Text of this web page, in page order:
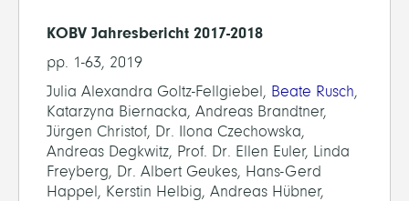
KOBV Jahresbericht 2017-2018
pp. 1-63, 2019
Julia Alexandra Goltz-Fellgiebel, Beate Rusch,
Katarzyna Biernacka, Andreas Brandtner,
Jürgen Christof, Dr. Ilona Czechowska,
Andreas Degkwitz, Prof. Dr. Ellen Euler, Linda
Freyberg, Dr. Albert Geukes, Hans-Gerd
Happel, Kerstin Helbig, Andreas Hübner,